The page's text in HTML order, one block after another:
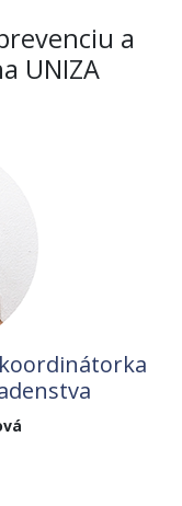
a
UNIZA